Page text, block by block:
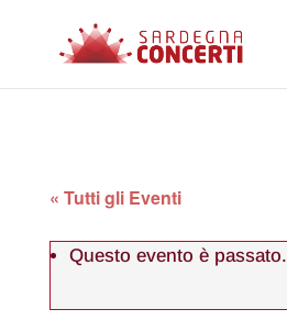
« Tutti gli Eventi
Questo evento è passato.